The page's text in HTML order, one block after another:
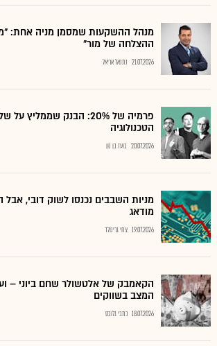
מנהל ההשקעות שמסמן מניה אחת:
ההצלחה של מור"
21.07.2026 נתנאל אריאל
פרמיה של 20%: הבנק שממליץ
הטכנולוגיה
20.07.2026 בועז בן נון
מניות השבבים נכנסו לשוק דובי,
מודאג
19.07.2026 צחי גרינולד
המצב בשווקים
18.07.2026 כתבי גלובס